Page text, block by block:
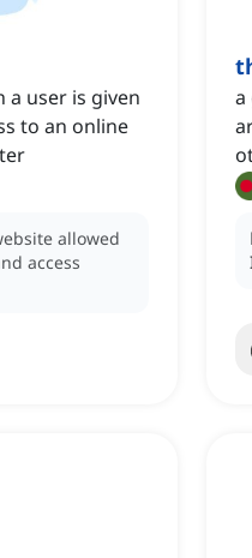
user is given
to an online
allowed
access
‌a